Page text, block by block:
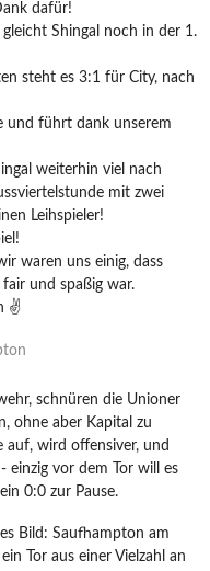
dafür!
Shingal noch in der 1.
steht es 3:1 für City, nach
und führt dank unserem
weiterhin viel nach
mit zwei
Leihspieler!
waren uns einig, dass
und spaßig war.
✌️
schnüren die Unioner
ohne aber Kapital zu
auf, wird offensiver, und
einzig vor dem Tor will es
0:0 zur Pause.
Bild: Saufhampton am
Tor aus einer Vielzahl an